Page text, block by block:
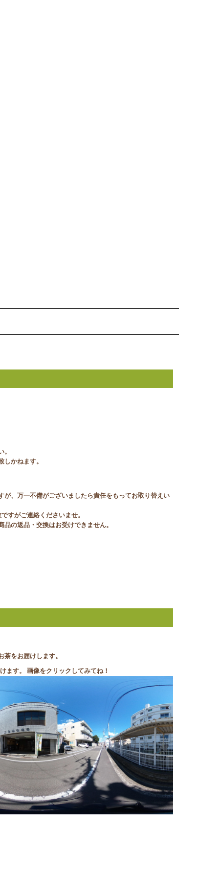
。
しかねます。
が、万一不備がございましたら責任をもってお取り替えい
すがご連絡くださいませ。
品の返品・交換はお受けできません。
をお届けします。
ます。 画像をクリックしてみてね！